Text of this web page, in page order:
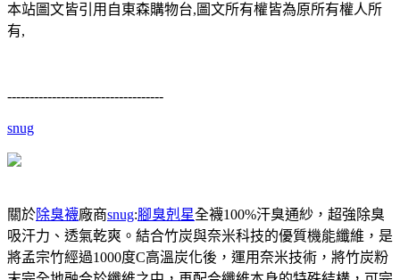
本站圖文皆引用自東森購物台,圖文所有權皆為原所有權人所
有,
-----------------------------------
snug
關於除臭襪廠商snug:腳臭剋星全襪100%汗臭通紗，超強除臭
吸汗力、透氣乾爽。結合竹炭與奈米科技的優質機能纖維，是
將孟宗竹經過1000度C高溫炭化後，運用奈米技術，將竹炭粉